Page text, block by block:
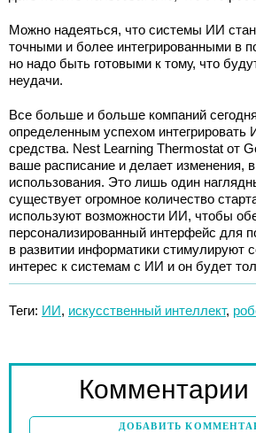
Можно надеяться, что системы ИИ
точными и более интегрированными в
но надо быть готовыми к тому, что
неудачи.
Все больше и больше компаний
определенным успехом
средства. Nest Learning Thermostat от
ваше расписание и делает изменения,
использования. Это лишь один
существует огромное количество
используют возможности ИИ, чтобы
персонализированный интерфейс для
в развитии информатики стимулируют
интерес к системам с ИИ и он будет
Теги: ИИ, искусственный интеллект,
Комментарии
ДОБАВИТЬ